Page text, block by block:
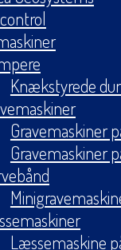
Knækstyrede
Gravemaskiner
Gravemaskiner
Læssemaskine